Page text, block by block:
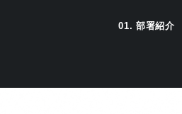
01. 部署紹介